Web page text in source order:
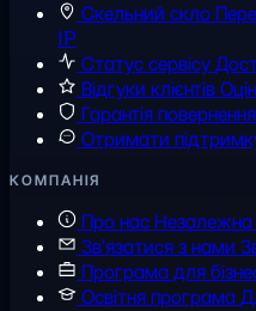
Скельний скло
IP
Статус сервісу
Відгуки клієнтів
Гарантія
Отримати
КОМПАНІЯ
Про насНезалежна
Зв'язатися з нами
Програма для
Освітня програма